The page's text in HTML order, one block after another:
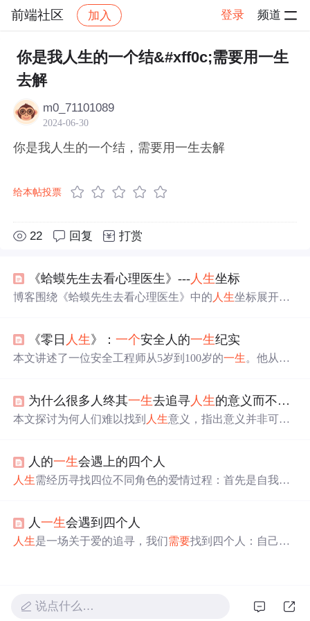
前端社区 加入 登录 频道
社区 前端社区 感慨 帖子详情
你是我人生的一个结&#xff0c;需要用一生
去解
m0_71101089
2024-06-30
你是我人生的一个结，需要用一生去解
给本帖投票
22 回复 打赏
《蛤蟆先生去看心理医生》--- 人生坐标
博客围绕《蛤蟆先生去看心理医生》中的 人生坐标展开。
义，还给出改变 人生 坐标的方法，如觉察默认坐标、挑战
旧信念等。
《零日 人生》：一个安全人的一生纪实
本文讲述了一位安全工程师从5岁到100岁的一生。他从小
面临身体问题和时代更迭，但始终坚守，最终离世，留下
未完成的遗憾。
为什么很多人终其一生去追寻人生的意义而不可得？
本文探讨为何人们难以找到 人生意义，指出意义并非可寻
对意义的执念加剧了迷失。真正的出路在于从追寻转向创
造，在具体实践中构建属于自己的小叙事。
人的一生会遇上的四个人
人生需经历寻找四位不同角色的爱情过程：首先是自我认
同一人。
人一生会遇到四个人
人生是一场关于爱的追寻，我们 需要找到四个人：自己、
说点什么…